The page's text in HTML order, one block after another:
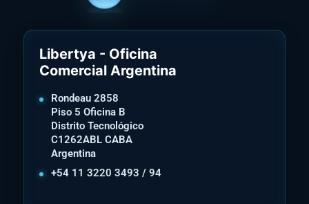
Libertya - Oficina
Comercial Argentina
Rondeau 2858
Piso 5 Oficina B
Distrito Tecnológico
C1262ABL CABA
Argentina
+54 11 3220 3493 / 94